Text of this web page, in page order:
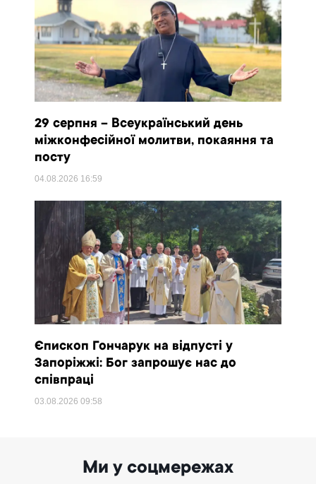
29 серпня – Всеукраїнський день
міжконфесійної молитви, покаяння та
посту
04.08.2026 16:59
Єпископ Гончарук на відпусті у
Запоріжжі: Бог запрошує нас до
співпраці
03.08.202609:58
Ми у соцмережах